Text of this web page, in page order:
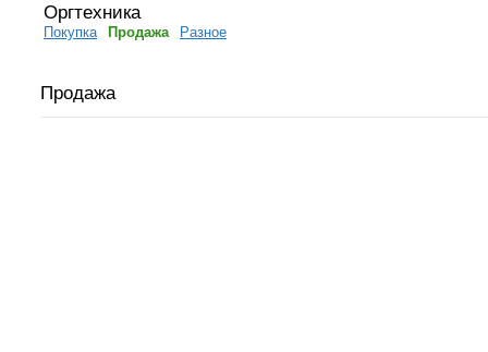
Оргтехника
Покупка Продажа Разное
Продажа